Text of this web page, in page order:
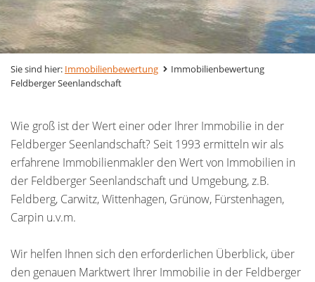
Sie sind hier: Immobilienbewertung
Immobilienbewertung
Feldberger Seenlandschaft
Wie groß ist der Wert einer oder Ihrer Immobilie in der
Feldberger Seenlandschaft? Seit 1993 ermitteln wir als
erfahrene Immobilienmakler den Wert von Immobilien in
der Feldberger Seenlandschaft und Umgebung, z.B.
Feldberg, Carwitz, Wittenhagen, Grünow, Fürstenhagen,
Carpin u.v.m.
Wir helfen Ihnen sich den erforderlichen Überblick, über
den genauen Marktwert Ihrer Immobilie in der Feldberger